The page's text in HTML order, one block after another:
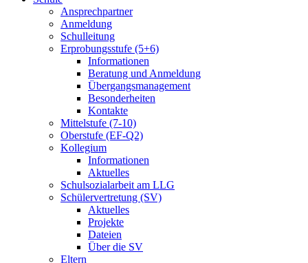
Ansprechpartner
Anmeldung
Schulleitung
Erprobungsstufe (5+6)
Informationen
Beratung und Anmeldung
Übergangsmanagement
Besonderheiten
Kontakte
Mittelstufe (7-10)
Oberstufe (EF-Q2)
Kollegium
Informationen
Aktuelles
Schulsozialarbeit am LLG
Schülervertretung (SV)
Aktuelles
Projekte
Dateien
Über die SV
Eltern